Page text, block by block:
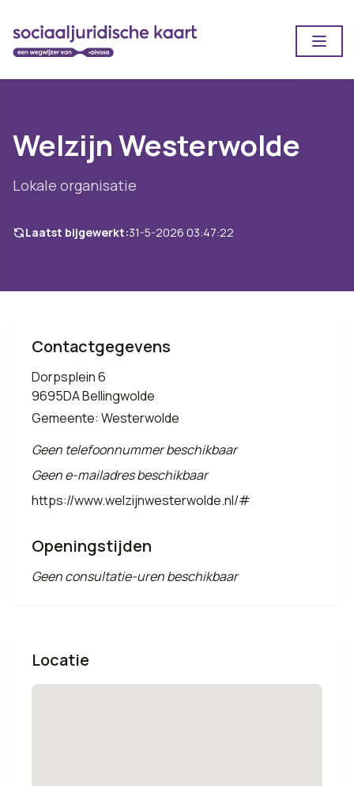
Welzijn Westerwolde
Lokale organisatie
Laatst bijgewerkt:31-5-2026 03:47:22
Contactgegevens
Dorpsplein 6
9695DA Bellingwolde
Gemeente: Westerwolde
Geen telefoonnummer beschikbaar
Geen e-mailadres beschikbaar
https://www.welzijnwesterwolde.nl/#
Openingstijden
Geen consultatie-uren beschikbaar
Locatie